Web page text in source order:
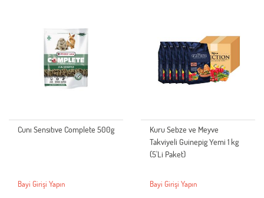
Cunı Sensıtıve Complete 500g
Bayi Girişi Yapın
Kuru Sebze ve Meyve
Takviyeli Guinepig Yemi 1 kg
(5'Li Paket)
Bayi Girişi Yapın